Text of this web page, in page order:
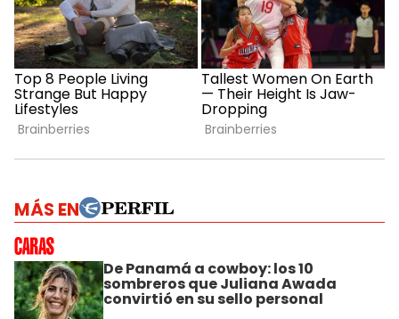
MÁS EN
De Panamá a cowboy: los 10
sombreros que Juliana Awada
convirtió en su sello personal